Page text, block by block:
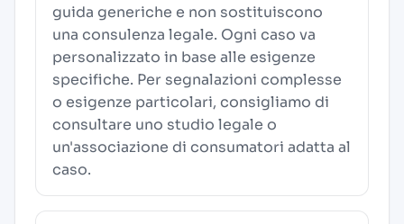
guida generiche e non sostituiscono
una consulenza legale. Ogni caso va
personalizzato in base alle esigenze
specifiche. Per segnalazioni complesse
o esigenze particolari, consigliamo di
consultare uno studio legale o
un'associazione di consumatori adatta al
caso.